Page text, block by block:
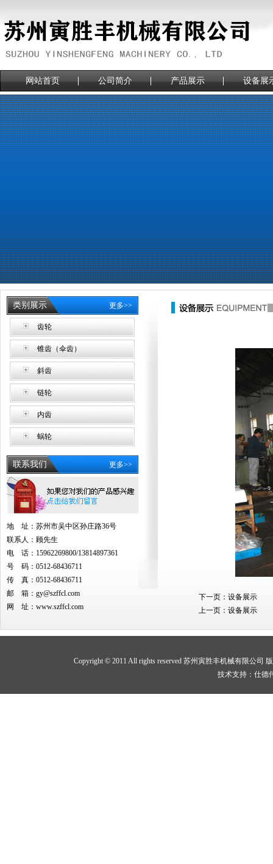
网站首页 公司简介 产品展示 设备展
更多>>
类别展示
齿轮
锥齿（伞齿）
斜齿
链轮
内齿
蜗轮
更多>>
联系我们
地 址：苏州市吴中区孙庄路36号
联系人：顾先生
电 话：15962269800/13814897361
号 码：0512-68436711
传 真：0512-68436711
邮 箱： gy@szffcl.com
网 址： www.szffcl.com
下一页： 设备展示
上一页： 设备展示
Copyright © 2011 All rights reserved 苏州寅胜丰机械有限公司
技术支持：仕德